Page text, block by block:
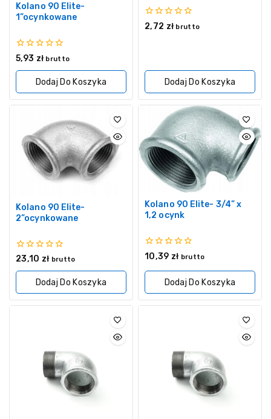
Kolano 90 Elite-
1”ocynkowane
0
5
5,93 zł brutto
Dodaj Do Koszyka
0
2,72 zł brutto
Dodaj Do Koszyka
Kolano 90 Elite-
2”ocynkowane
0
5
23,10 zł brutto
Dodaj Do Koszyka
Kolano 90 Elite- 3/4” x
1,2 ocynk
0
5
10,39 zł brutto
Dodaj Do Koszyka